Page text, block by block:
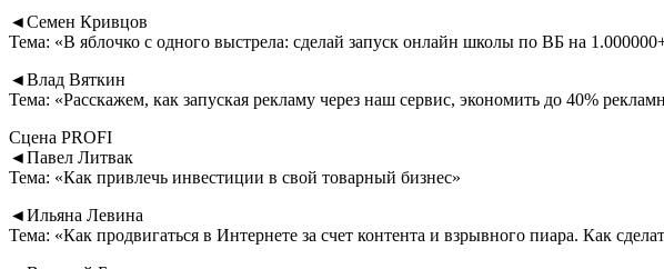
◄Семен Кривцов
Тема: «В яблочко с одного выстрела: сделай запуск онлайн школы по ВБ на
◄Влад Вяткин
Тема: «Расскажем, как запуская рекламу через наш сервис, экономить до 40%
Сцена PROFI
◄Павел Литвак
Тема: «Как привлечь инвестиции в свой товарный бизнес»
◄Ильяна Левина
Тема: «Как продвигаться в Интернете за счет контента и взрывного пиара. Как